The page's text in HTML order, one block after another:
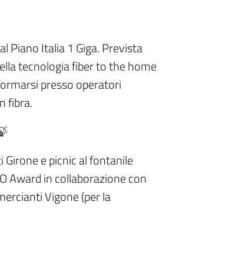
Piano Italia 1 Giga. Prevista
tecnologia fiber to the home
presso operatori
fibra.
e picnic al fontanile
Award in collaborazione con
Vigone (per la